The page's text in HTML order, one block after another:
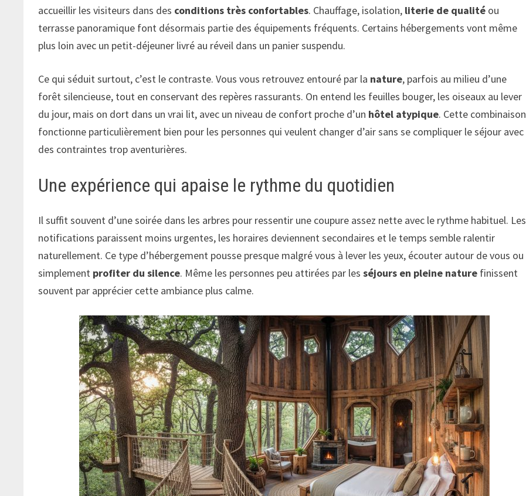
accueillir les visiteurs dans des conditions très confortables. Chauffage, isolation, literie de qualité ou
terrasse panoramique font désormais partie des équipements fréquents. Certains hébergements vont même
plus loin avec un petit-déjeuner livré au réveil dans un panier suspendu.
Ce qui séduit surtout, c’est le contraste. Vous vous retrouvez entouré par la nature, parfois au milieu d’une
forêt silencieuse, tout en conservant des repères rassurants. On entend les feuilles bouger, les oiseaux au lever
du jour, mais on dort dans un vrai lit, avec un niveau de confort proche d’un hôtel atypique. Cette combinaison
fonctionne particulièrement bien pour les personnes qui veulent changer d’air sans se compliquer le séjour avec
des contraintes trop aventurières.
Une expérience qui apaise le rythme du quotidien
Il suffit souvent d’une soirée dans les arbres pour ressentir une coupure assez nette avec le rythme habituel. Les
notifications paraissent moins urgentes, les horaires deviennent secondaires et le temps semble ralentir
naturellement. Ce type d’hébergement pousse presque malgré vous à lever les yeux, écouter autour de vous ou
simplement profiter du silence. Même les personnes peu attirées par lesséjours en pleine nature finissent
souvent par apprécier cette ambiance plus calme.